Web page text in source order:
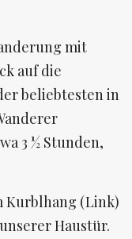
mit
auf die
beliebtesten in
3 ½ Stunden,
Kurblhang (Link)
Haustür.